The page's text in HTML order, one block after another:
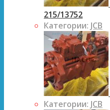
215/13752
Категории: JCB
Категории: JCB